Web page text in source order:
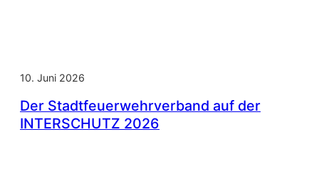
10. Juni 2026
Der Stadtfeuerwehrverband auf der
INTERSCHUTZ 2026